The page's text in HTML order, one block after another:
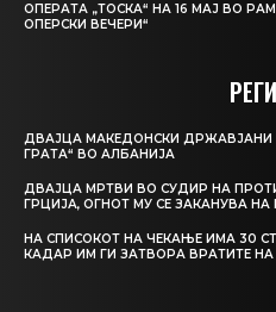
ОПЕРАТА „ТОСКА“ НА 16 МАЈ ВО
ОПЕРСКИ ВЕЧЕРИ“
ДВАЈЦА МАКЕДОНСКИ ДРЖАВЈАНИ
ГРАТА“ ВО АЛБАНИЈА
ДВАЈЦА МРТВИ ВО СУДИР НА
ГРЦИЈА, ОГНОТ МУ СЕ ЗАКАНУВА
НА СПИСОКОТ НА ЧЕКАЊЕ ИМА 30
КАДАР ИМ ГИ ЗАТВОРА ВРАТИТЕ